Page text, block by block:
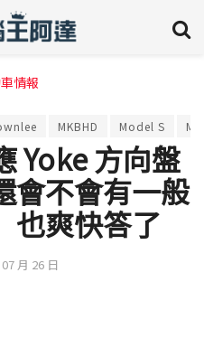
情報
MKBHD Model S
Yoke 方向盤
會不會有一般
也爽快答了
月 26 日